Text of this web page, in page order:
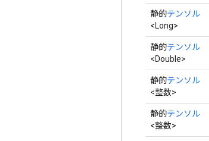
静的テンソル
<Long>
静的テンソル
<Double>
静的テンソル
<整数>
静的テンソル
<整数>